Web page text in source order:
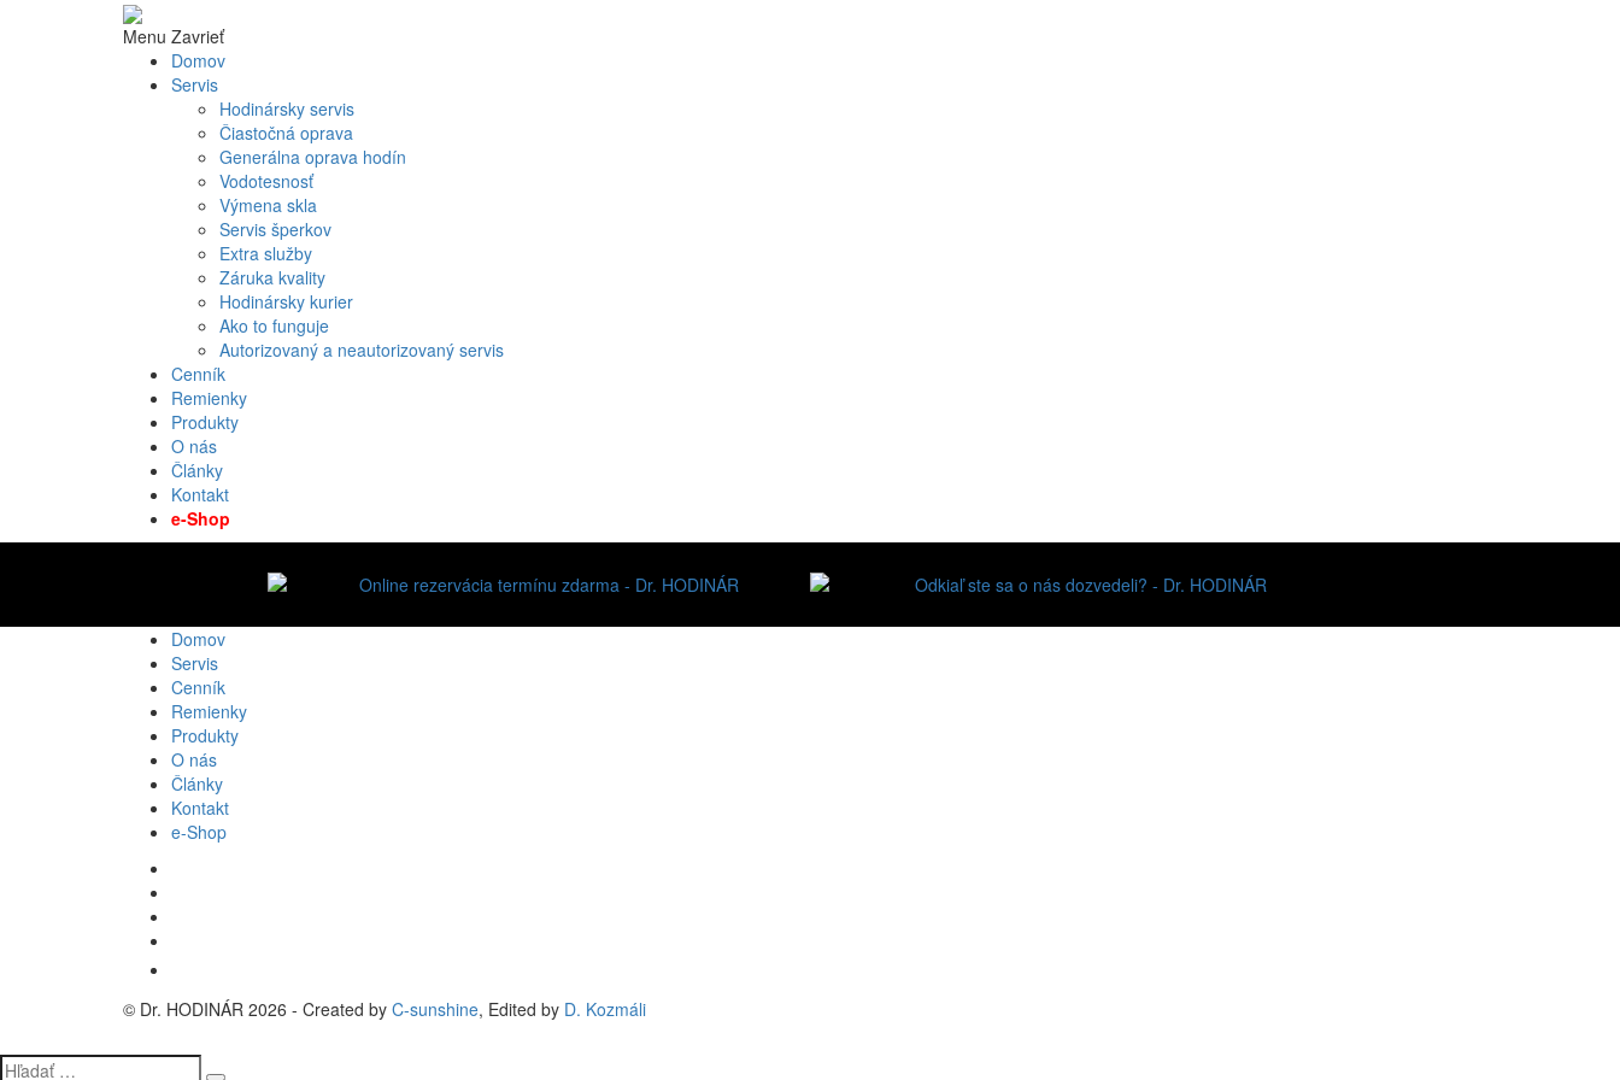
Menu Zavrieť
Domov
Servis
Hodinársky servis
Čiastočná oprava
Generálna oprava hodín
Vodotesnosť
Výmena skla
Servis šperkov
Extra služby
Záruka kvality
Hodinársky kurier
Ako to funguje
Autorizovaný a neautorizovaný servis
Cenník
Remienky
Produkty
O nás
Články
Kontakt
e-Shop
Domov
Servis
Cenník
Remienky
Produkty
O nás
Články
Kontakt
e-Shop
© Dr. HODINÁR 2026 - Created by C-sunshine, Edited by D. Kozmáli